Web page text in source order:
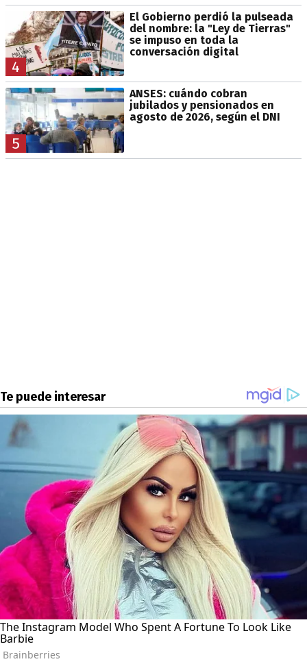
4
El Gobierno perdió la pulseada
del nombre: la "Ley de Tierras"
se impuso en toda la
conversación digital
5
ANSES: cuándo cobran
jubilados y pensionados en
agosto de 2026, según el DNI